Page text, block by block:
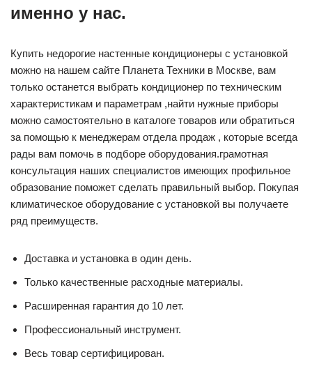
именно у нас.
Купить недорогие настенные кондиционеры с установкой
можно на нашем сайте Планета Техники в Москве, вам
только останется выбрать кондиционер по техническим
характеристикам и параметрам ,найти нужные приборы
можно самостоятельно в каталоге товаров или обратиться
за помощью к менеджерам отдела продаж , которые всегда
рады вам помочь в подборе оборудования.грамотная
консультация наших специалистов имеющих профильное
образование поможет сделать правильный выбор. Покупая
климатическое оборудование с установкой вы получаете
ряд преимуществ.
Доставка и установка в один день.
Только качественные расходные материалы.
Расширенная гарантия до 10 лет.
Профессиональный инструмент.
Весь товар сертифицирован.